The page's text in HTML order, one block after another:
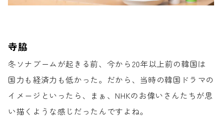
寺脇
冬ソナブームが起きる前、 今から20年以上前の韓国は
国力も経済力も低かった。 だから、当時の韓国ドラマの
イメージといったら、
まぁ、NHKのお偉いさんたちが思
い描くような感じだったんですよね。